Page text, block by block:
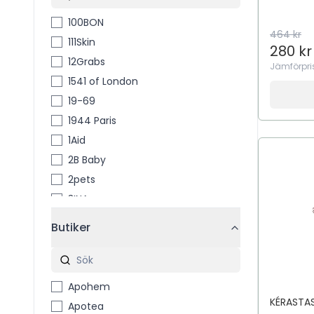
100BON
111Skin
12Grabs
1541 of London
19-69
1944 Paris
1Aid
2B Baby
2pets
3INA
4711
4Him & Her
Butiker
Apohem
Apotea
464 kr
280 kr